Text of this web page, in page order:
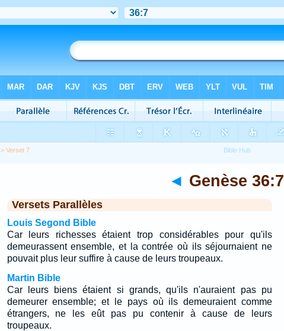
> Verset 7
◄ Genèse 36:7
Versets Parallèles
Louis Segond Bible
Car leurs richesses étaient trop considérables pour qu'ils
demeurassent ensemble, et la contrée où ils séjournaient ne
pouvait plus leur suffire à cause de leurs troupeaux.
Martin Bible
Car leurs biens étaient si grands, qu'ils n'auraient pas pu
demeurer ensemble; et le pays où ils demeuraient comme
étrangers, ne les eût pas pu contenir à cause de leurs
troupeaux.